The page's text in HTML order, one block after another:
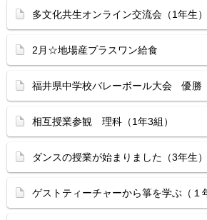
多文化共生オンライン交流会（1年生）
2月☆地場産プラスワン給食
福井県中学校バレーボール大会 優勝
相互授業参観 理科（1年3組）
ダンスの授業が始まりました（3年生）
ゲストティーチャーから箏を学ぶ（１